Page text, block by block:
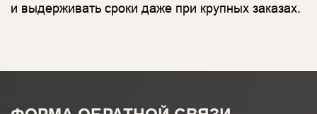
и выдерживать сроки даже при крупных заказах.